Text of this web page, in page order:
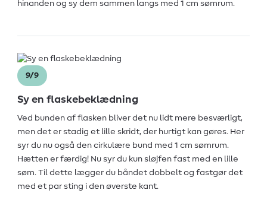
hinanden og sy dem sammen langs med 1 cm sømrum.
9/9
Sy en flaskebeklædning
Ved bunden af flasken bliver det nu lidt mere besværligt,
men det er stadig et lille skridt, der hurtigt kan gøres. Her
syr du nu også den cirkulære bund med 1 cm sømrum.
Hætten er færdig! Nu syr du kun sløjfen fast med en lille
søm. Til dette lægger du båndet dobbelt og fastgør det
med et par sting i den øverste kant.